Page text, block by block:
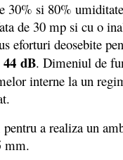
30% si 80%
de 30 mp si cu o
eforturi deosebite
44 dB. Dimeniul de
interne la un
a realiza un
mm.